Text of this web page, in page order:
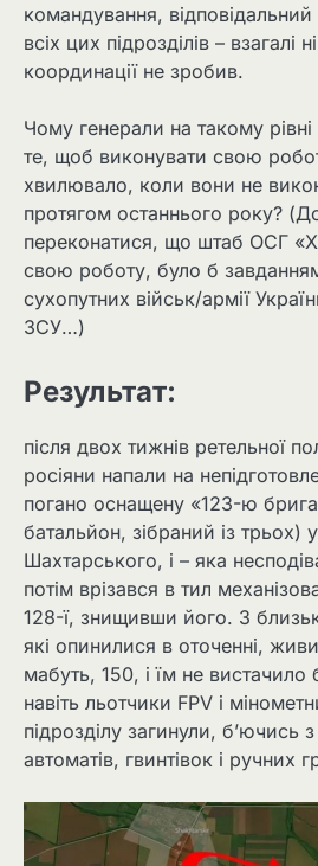
командування,
всіх цих підрозділів – взагалі
координації не зробив.
Чому генерали на такому
те, щоб виконувати свою
хвилювало, коли вони не
протягом останнього року?
переконатися, що штаб ОСГ
свою роботу, було б
сухопутних військ/армії
ЗСУ…)
Результат:
після двох тижнів ретельної
росіяни напали на
погано оснащену «123-ю
батальйон, зібраний із трьох)
Шахтарського, і – яка
потім врізався в тил
128-ї, знищивши його. З
які опинилися в оточенні,
мабуть, 150, і їм не вистачило
навіть льотчики FPV і
підрозділу загинули, б’ючись
автоматів, гвинтівок і ручних